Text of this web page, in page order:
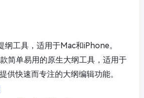
纲工具，适用于Mac和iPhone。
简单易用的原生大纲工具，适用于
供快速而专注的大纲编辑功能。